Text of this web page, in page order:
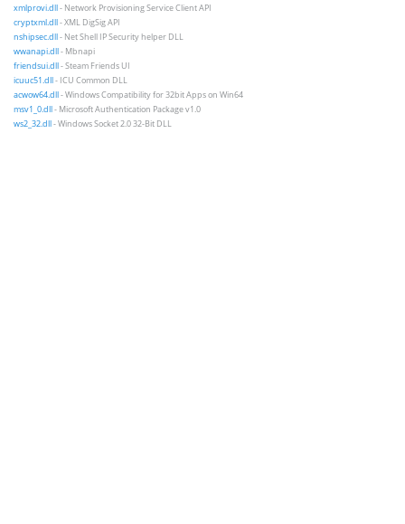
xmlprovi.dll- Network Provisioning Service Client API
cryptxml.dll- XML DigSig API
nshipsec.dll- Net Shell IP Security helper DLL
wwanapi.dll- Mbnapi
friendsui.dll- Steam Friends UI
icuuc51.dll- ICU Common DLL
acwow64.dll- Windows Compatibility for 32bit Apps on Win64
msv1_0.dll- Microsoft Authentication Package v1.0
ws2_32.dll- Windows Socket 2.0 32-Bit DLL